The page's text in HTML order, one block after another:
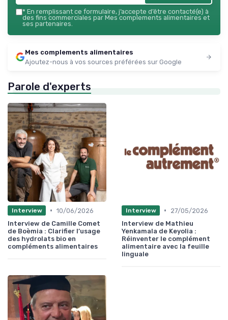
* En remplissant ce formulaire, j’accepte d’être contacté(e) à
des fins commerciales par Mes complements alimentaires et
ses partenaires.
Mes complements alimentaires
Ajoutez-nous à vos sources préférées sur Google
Parole d'experts
Interview • 10/06/2026
Interview de Camille Comet
de Boèmia : Clarifier l’usage
des hydrolats bio en
compléments alimentaires
Interview •
27/05/2026
Interview de Mathieu
Yenkamala de Keyolia :
Réinventer le complément
alimentaire avec la feuille
linguale